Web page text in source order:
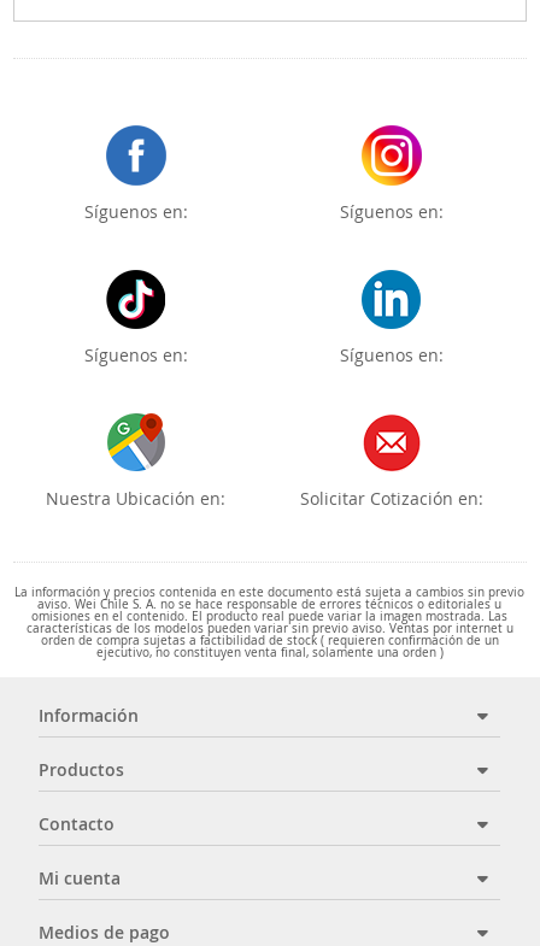
Síguenos en: Síguenos en:
Síguenos en: Síguenos en:
Nuestra Ubicación en: Solicitar Cotización en:
La información y precios contenida en este documento está sujeta a cambios sin previo
aviso. Wei Chile S. A. no se hace responsable de errores técnicos o editoriales u
omisiones en el contenido. El producto real puede variar la imagen mostrada. Las
características de los modelos pueden variar sin previo aviso. Ventas por internet u
orden de compra sujetas a factibilidad de stock ( requieren confirmación de un
ejecutivo, no constituyen venta final, solamente una orden )
Información
Productos
Contacto
Mi cuenta
Medios de pago